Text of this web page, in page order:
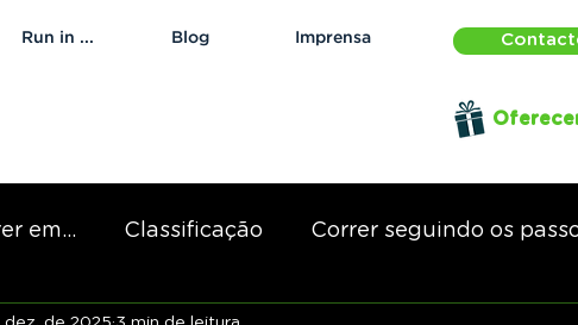
Run in ... Blog Imprensa
em... Classificação Correr seguindo os